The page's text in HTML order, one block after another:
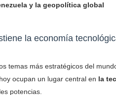
y la geopolítica global
la economía
temas más estratégicos del
ocupan un lugar central en la
potencias.